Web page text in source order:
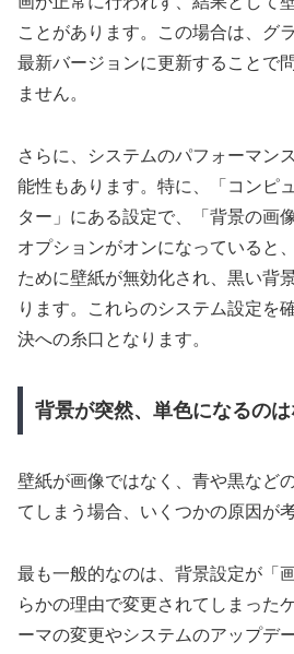
ことがあります。この場合は、グ
最新バージョンに更新することで
ません。
さらに、システムのパフォーマン
能性もあります。特に、「コンピ
ター」にある設定で、「背景の画
オプションがオンになっていると
ために壁紙が無効化され、黒い背
ります。これらのシステム設定を
決への糸口となります。
背景が突然、単色になるの
壁紙が画像ではなく、青や黒など
てしまう場合、いくつかの原因が
最も一般的なのは、背景設定が「
らかの理由で変更されてしまった
ーマの変更やシステムのアップデ